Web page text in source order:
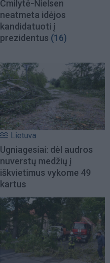
Čmilytė-Nielsen
neatmeta idėjos
kandidatuoti į
prezidentus (16)
Lietuva
Ugniagesiai: dėl audros
nuverstų medžių į
iškvietimus vykome 49
kartus